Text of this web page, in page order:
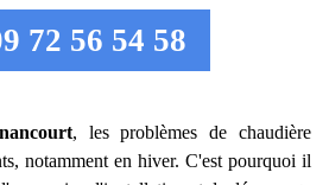
72 56 54 58
, les problèmes de chaudière
notamment en hiver. C'est pourquoi il